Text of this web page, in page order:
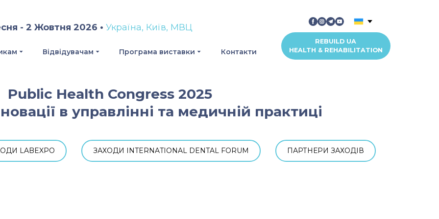
- 2 Жовтня 2026 • Україна, Київ, МВЦ
Відвідувачам Програма виставки Контакти
REBUILD UA
HEALTH & REHABILITATION
Public Health Congress 2025
в управлінні та медичній практиці
LABEXPO ЗАХОДИ INTERNATIONAL DENTAL FORUM ПАРТНЕРИ ЗАХОДІВ